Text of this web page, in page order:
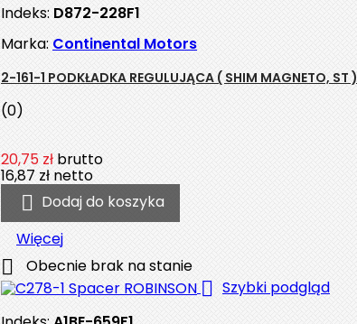
Indeks: D872-228F1
Marka: Continental Motors
2-161-1 PODKŁADKA REGULUJĄCA ( SHIM MAGNETO, ST )
(0)
20,75 zł brutto
16,87 zł netto
 Dodaj do koszyka
Więcej
 Obecnie brak na stanie
 Szybki podgląd